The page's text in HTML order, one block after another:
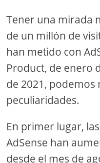
Tener una mirada
de un millón de
han metido con
Product, de enero
de 2021, podemos
peculiaridades.
En primer lugar,
AdSense han
desde el mes de